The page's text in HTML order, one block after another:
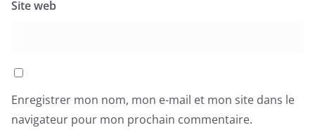
Site web
Enregistrer mon nom, mon e-mail et mon site dans le
navigateur pour mon prochain commentaire.